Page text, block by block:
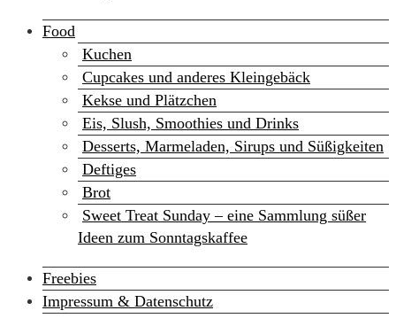
Food
Kuchen
Cupcakes und anderes Kleingebäck
Kekse und Plätzchen
Eis, Slush, Smoothies und Drinks
Desserts, Marmeladen, Sirups und Süßigkeiten
Deftiges
Brot
Sweet Treat Sunday – eine Sammlung süßer
Ideen zum Sonntagskaffee
Freebies
Impressum & Datenschutz